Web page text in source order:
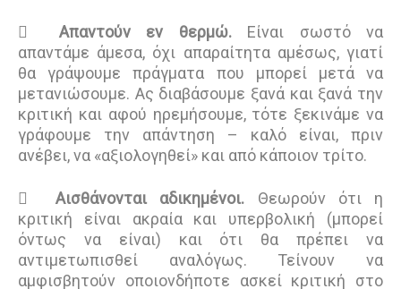
 Απαντούν εν θερμώ.Είναι σωστό να
απαντάμε άμεσα, όχι απαραίτητα αμέσως, γιατί
θα γράψουμε πράγματα που μπορεί μετά να
μετανιώσουμε. Ας διαβάσουμε ξανά και ξανά την
κριτική και αφού ηρεμήσουμε, τότε ξεκινάμε να
γράφουμε την απάντηση – καλό είναι, πριν
ανέβει, να «αξιολογηθεί» και από κάποιον τρίτο.
 Αισθάνονται αδικημένοι. Θεωρούν ότι η
κριτική είναι ακραία και υπερβολική (μπορεί
όντως να είναι) και ότι θα πρέπει να
αντιμετωπισθεί αναλόγως. Τείνουν να
αμφισβητούν οποιονδήποτε ασκεί κριτική στο